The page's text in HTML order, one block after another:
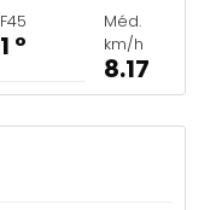
F45
1 º
Méd.
km/h
8.17